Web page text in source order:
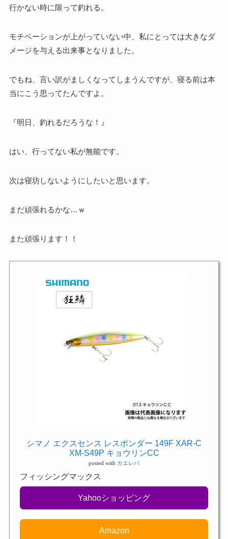
行かない時に限って釣れる。
モチベーションが上がっていない中、私にとっては大きなダ
メージを与える出来事となりました。
でもね、言い訳がましくなってしまうんですが、寝る前は本
当にこう思ってたんですよ。
『明日、釣れるだろうな！』
はい、行ってない私が無能です。
次は寝坊しないようにしたいと思います。
まだ頑張れるかな…ｗ
また頑張ります！！
シマノ エクスセンス レスポンダー 149F XAR-C
XM-S49P キョウリンCC
posted with カエレバ
フィッシングマックス
Yahooショッピング
Amazon